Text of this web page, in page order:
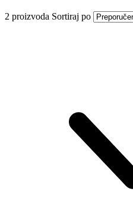
2 proizvoda Sortiraj po